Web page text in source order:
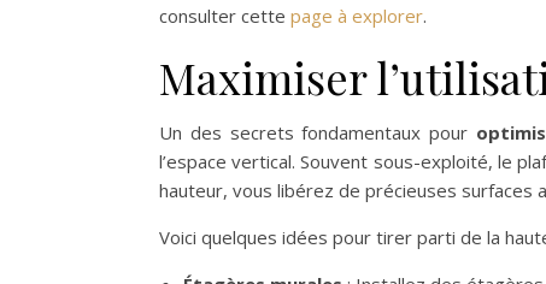
consulter cette page à explorer.
Maximiser
Un des secrets fondamentaux pour
l’espace vertical. Souvent sous-exploité, le
hauteur, vous libérez de précieuses surfaces
Voici quelques idées pour tirer parti de la